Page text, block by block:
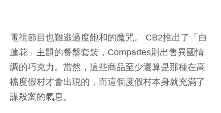
電視節目也難逃過度飽和的魔咒。 CB2推出了「白
蓮花」主題的餐盤套裝，Compartes則出售異國情
調的巧克力。當然，這些商品至少還算是那種在高
檔度假村才會出現的，而這個度假村本身就充滿了
謀殺案的氣息。